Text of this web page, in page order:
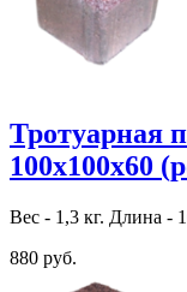
Тротуарная
100х100х60
Вес - 1,3 кг. Длина
880 руб.